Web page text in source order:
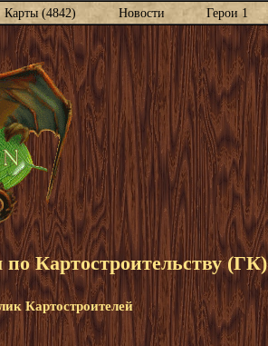
Карты (4842) Новости Герои 1
Картостроительству (ГК)
Картостроителей